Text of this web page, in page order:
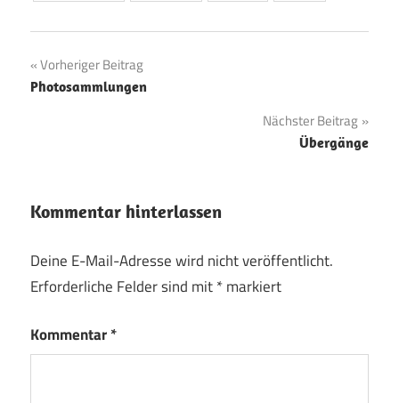
Beitragsnavigation
Vorheriger Beitrag
Photosammlungen
Nächster Beitrag
Übergänge
Kommentar hinterlassen
Deine E-Mail-Adresse wird nicht veröffentlicht.
Erforderliche Felder sind mit*markiert
Kommentar*